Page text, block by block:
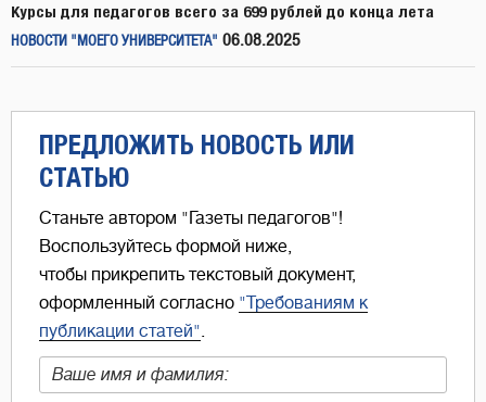
Курсы для педагогов всего за 699 рублей до конца лета
НОВОСТИ "МОЕГО УНИВЕРСИТЕТА" 06.08.2025
ПРЕДЛОЖИТЬ НОВОСТЬ ИЛИ
СТАТЬЮ
Станьте автором "Газеты педагогов"!
Воспользуйтесь формой ниже,
чтобы прикрепить текстовый документ,
оформленный согласно "Требованиям к
публикации статей"